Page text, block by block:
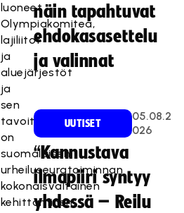
luoneet
Olympiakomitea,
lajiliitot
ja
aluejärjestöt
ja
sen
tavoitteena
on
suomalaisen
urheiluseuratoiminnan
kokonaisvaltainen
kehittäminen.
näin tapahtuvat
ehdokasasettelu
ja valinnat
UUTISET
05.08.2
026
“Kannustava
ilmapiiri syntyy
yhdessä – Reilu